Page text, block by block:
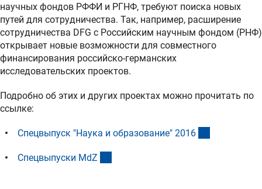
научных фондов РФФИ и РГНФ, требуют поиска новых
путей для сотрудничества. Так, например, расширение
сотрудничества DFG с Российским научным фондом (РНФ)
открывает новые возможности для совместного
финансирования российско-германских
исследовательских проектов.
Подробно об этих и других проектах можно прочитать по
ссылке:
Спецвыпуск "Наука и образование" 201 6
Спецвыпуски MdZ